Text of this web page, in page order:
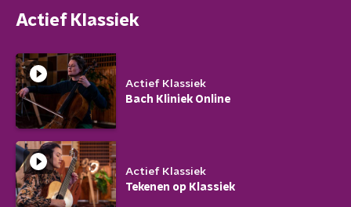
Actief Klassiek
Actief Klassiek
Bach Kliniek Online
Actief Klassiek
Tekenen op Klassiek